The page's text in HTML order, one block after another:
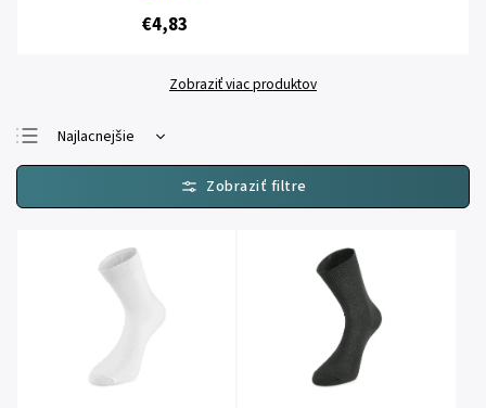
€4,83
Zobraziť viac produktov
Najlacnejšie
Najdrahšie
Najpredávanejšie